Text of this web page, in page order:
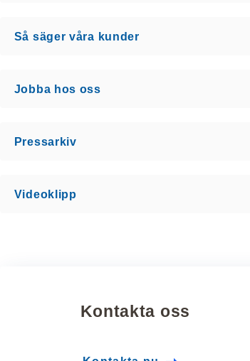
Så säger våra kunder
Jobba hos oss
Pressarkiv
Videoklipp
Kontakta oss